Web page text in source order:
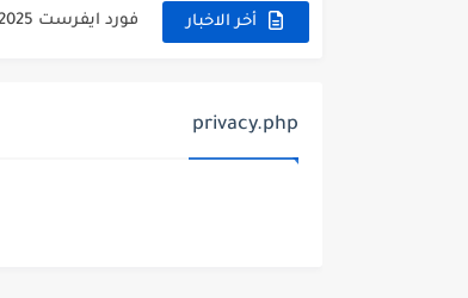
أخر الاخبار فورد ايفرست 2025 Ford Everest الجديدة مع اهم الاختلافات والاسعار
privacy.php